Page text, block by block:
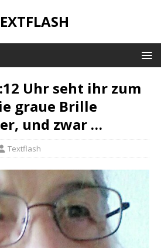
Uhr seht ihr zum
graue Brille
und zwar …
Textflash